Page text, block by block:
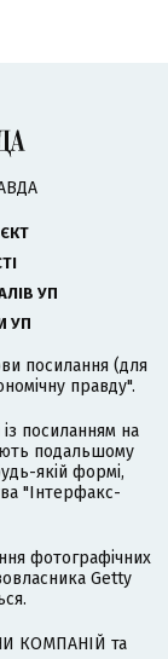
УП
УП
посилання (для
правду".
із посиланням на
подальшому
якій формі,
"Інтерфакс-
фотографічних
Getty
КОМПАНІЙ та